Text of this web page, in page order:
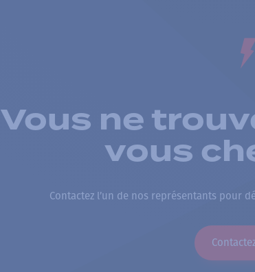
Vous ne
vous
Contactez l’un de nos représentants pour